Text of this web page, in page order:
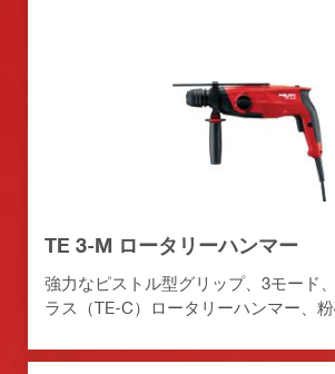
TE 3-M ロータリーハンマー
強力なピストル型グリップ、3モード
ラス（TE-C）ロータリーハンマー、